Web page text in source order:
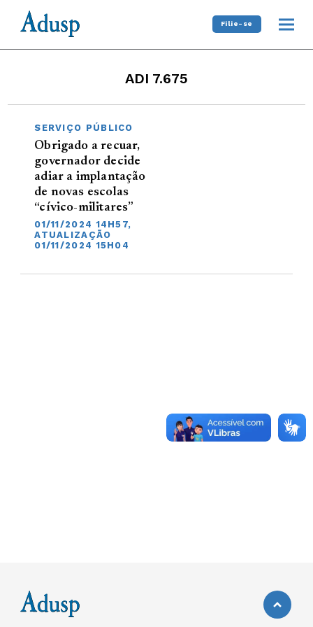
Filie-se
ADI 7.675
SERVIÇO PÚBLICO
Obrigado a recuar,
governador decide
adiar a implantação
de novas escolas
“cívico-militares”
01/11/2024 14H57,
ATUALIZAÇÃO
01/11/2024 15H04